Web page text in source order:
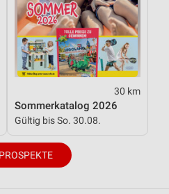
30 km
Sommerkatalog 2026
Gültig bis So. 30.08.